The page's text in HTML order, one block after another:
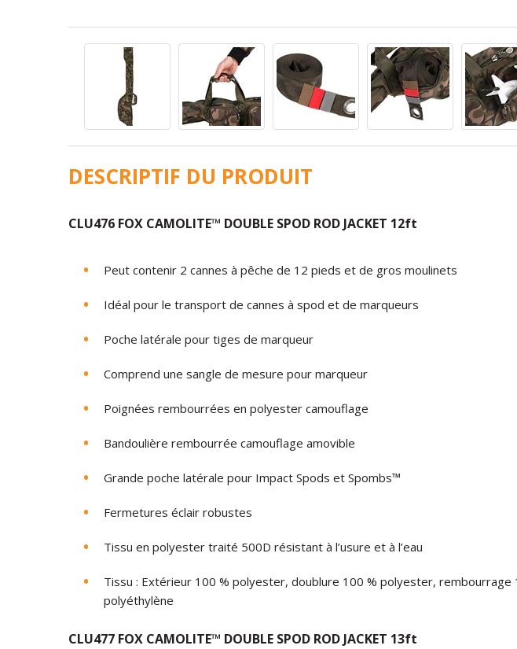
DESCRIPTIF DU PRODUIT
CLU476 FOX CAMOLITE™ DOUBLE SPOD ROD JACKET 12ft
Peut contenir 2 cannes à pêche de 12 pieds et de gros moulinets
Idéal pour le transport de cannes à spod et de marqueurs
Poche latérale pour tiges de marqueur
Comprend une sangle de mesure pour marqueur
Poignées rembourrées en polyester camouflage
Bandoulière rembourrée camouflage amovible
Grande poche latérale pour Impact Spods et Spombs™
Fermetures éclair robustes
Tissu en polyester traité 500D résistant à l’usure et à l’eau
Tissu : Extérieur 100 % polyester, doublure 100 % polyester, rembourrage
polyéthylène
CLU477 FOX CAMOLITE™ DOUBLE SPOD ROD JACKET 13ft